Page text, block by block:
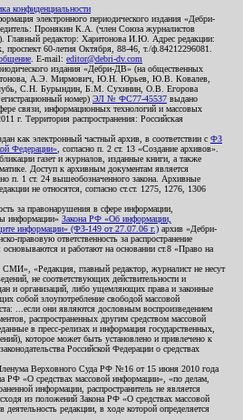
конфиденциальности
электронного периодического издания «Дебри-
Пронякин К.А. (член Союза журналистов
Главный редактор: Харитонова И.Ю. Адрес редакции:
проспект 60-летия Октября, 88-46, т./ф.84212296081.
. E-mail: editor@debri-dv.com
издания «Дебри-ДВ» (на общественных
А.Э. Мирмович, Ю.Н. Юрьев, Ю.В. Ковалев,
С.Н. Бурындин, Б.М. Сухинин, О.В. Егорова
номер) ЭЛ № ФС77-45537 выдано
связи, информационных технологий и массовых
г. Территория распространения: Российская
как электронный частный архив, в соответствии с ФЗ
Федерации» , согласно п. 2 ст. 13 «Создание архивов».
газет и журналов, изданные книги, а также
Доступ к архивным документам является
п. 1 ст. 24 вышеобозначенного закона. Архивные
не относятся, согласно ст.ст. 1275, 1276, 1306
за правонарушения в сфере информации,
информации» Закона РФ «Об информации,
информации» (ФЗ-149 от 27.07.06 г.) архив «Дебри-
правовую ответственность за распространение
и работают на основании ст.8 «Право на
«Редакция, главный редактор, журналист не несут
не соответствующих действительности и
и организаций, либо ущемляющих права и законные
собой злоупотребление свободой массовой
...если они являются дословным воспроизведением
распространенных другим средством массовой
в пресс-релизах и информация государственных,
которое может быть установлено и привлечено к
Российской Федерации о средствах
Верховного Суда РФ №16 от 15 июня 2010 года
РФ «О средствах массовой информации», «по делам,
информации, распространитель не является
из положений Закона РФ «О средствах массовой
редакции, в ходе которой определяется